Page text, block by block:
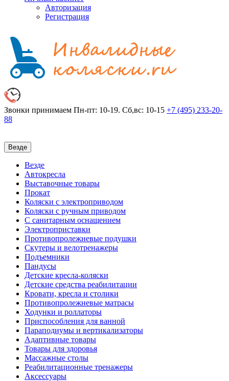
Авторизация
Регистрация
Звонки принимаем Пн-пт: 10-19. Сб,вс: 10-15 +7 (495) 233-20-
88
Везде
Везде
Автокресла
Выставочные товары
Прокат
Коляски с электроприводом
Коляски с ручным приводом
С санитарным оснащением
Электроприставки
Противопролежневые подушки
Скутеры и велотренажеры
Подъемники
Пандусы
Детские кресла-коляски
Детские средства реабилитации
Кровати, кресла и столики
Противопролежневые матрасы
Ходунки и роллаторы
Приспособления для ванной
Параподиумы и вертикализаторы
Адаптивные товары
Товары для здоровья
Массажные столы
Реабилитационные тренажеры
Аксессуары